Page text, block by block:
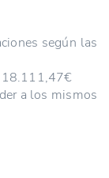
según las
18.111,47€
a los mismos